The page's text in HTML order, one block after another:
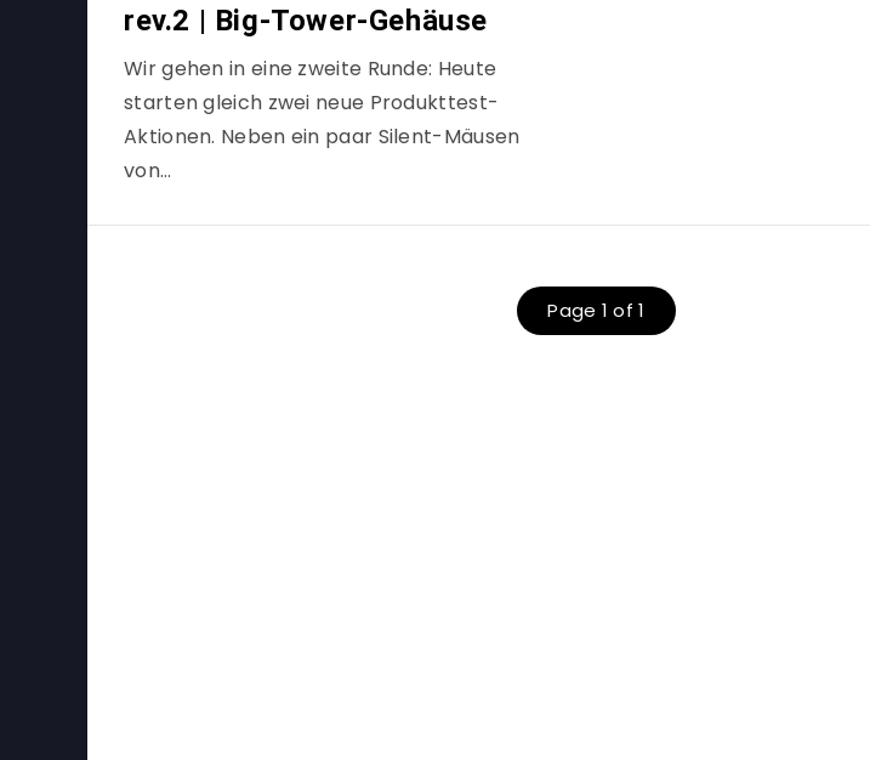
rev.2 | Big-Tower-Gehäuse
Wir gehen in eine zweite Runde: Heute
starten gleich zwei neue Produkttest-
Aktionen. Neben ein paar Silent-Mäusen
von…
Page 1 of 1